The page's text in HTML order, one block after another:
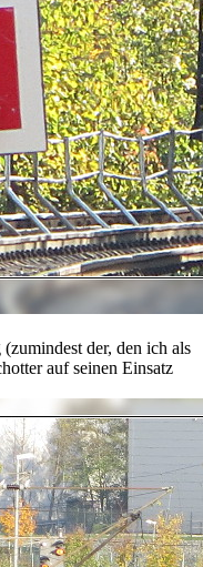
der, den ich als
auf seinen Einsatz